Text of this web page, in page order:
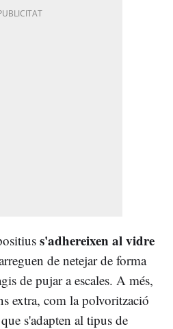
s'adhereixen al vidre
de netejar de forma
de pujar a escales. A més,
extra, com la polvorització
s'adapten al tipus de